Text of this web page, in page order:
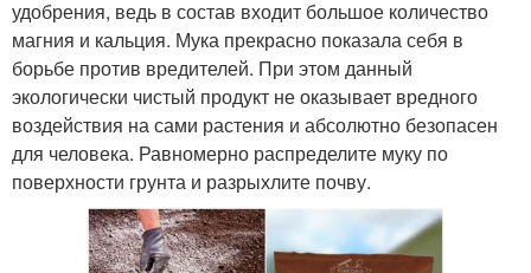
удобрения, ведь в состав входит большое количество
магния и кальция. Мука прекрасно показала себя в
борьбе против вредителей. При этом данный
экологически чистый продукт не оказывает вредного
воздействия на сами растения и абсолютно безопасен
для человека. Равномерно распределите муку по
поверхности грунта и разрыхлите почву.